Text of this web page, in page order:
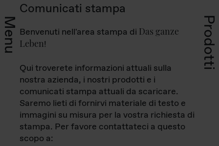
Menu Prodotti
Comunicati stampa
Benvenuti nell'area stampa di Das ganze
Leben!
Qui troverete informazioni attuali sulla
nostra azienda, i nostri prodotti e i
comunicati stampa attuali da scaricare.
Saremo lieti di fornirvi materiale di testo e
immagini su misura per la vostra richiesta di
stampa. Per favore contattateci a questo
scopo a: